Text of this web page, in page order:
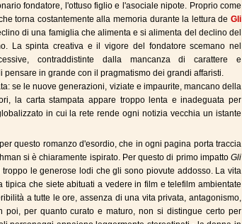
fondatore, l'ottuso figlio e l'asociale nipote. Proprio come
torna costantemente alla memoria durante la lettura deGli
di una famiglia che alimenta e si alimenta del declino del
La spinta creativa e il vigore del fondatore scemano nel
contraddistinte dalla mancanza di carattere e
in grande con il pragmatismo dei grandi affaristi.
se le nuove generazioni, viziate e impaurite, mancano della
la carta stampata appare troppo lenta e inadeguata per
in cui la rete rende ogni notizia vecchia un istante
questo romanzo d'esordio, che in ogni pagina porta traccia
si è chiaramente ispirato. Per questo di primo impatto Gli
troppo le generose lodi che gli sono piovute addosso. La vita
che siete abituati a vedere in film e telefilm ambientate
a tutte le ore, assenza di una vita privata, antagonismo,
poi, per quanto curato e maturo, non si distingue certo per